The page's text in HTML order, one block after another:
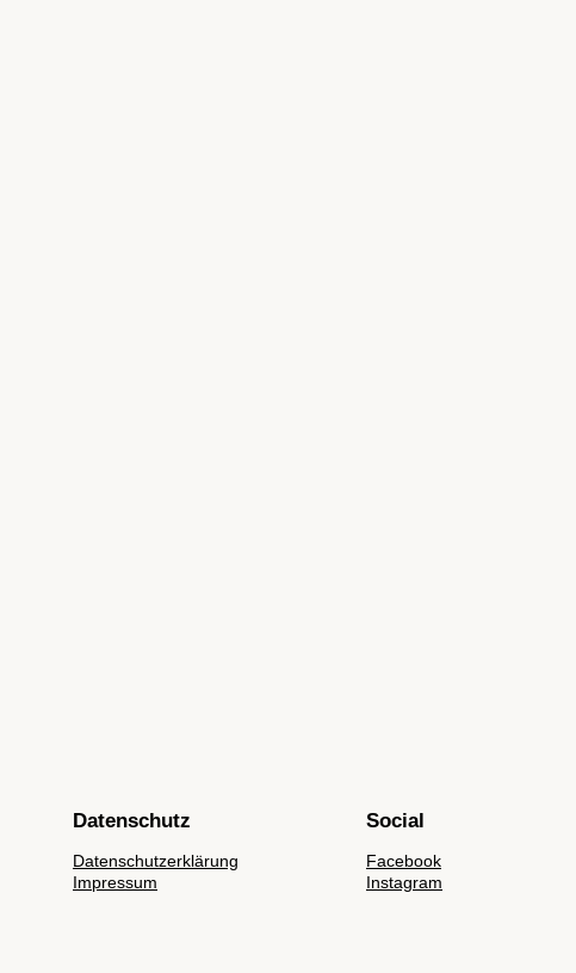
Datenschutz
Datenschutzerklärung
Impressum
Social
Facebook
Instagram